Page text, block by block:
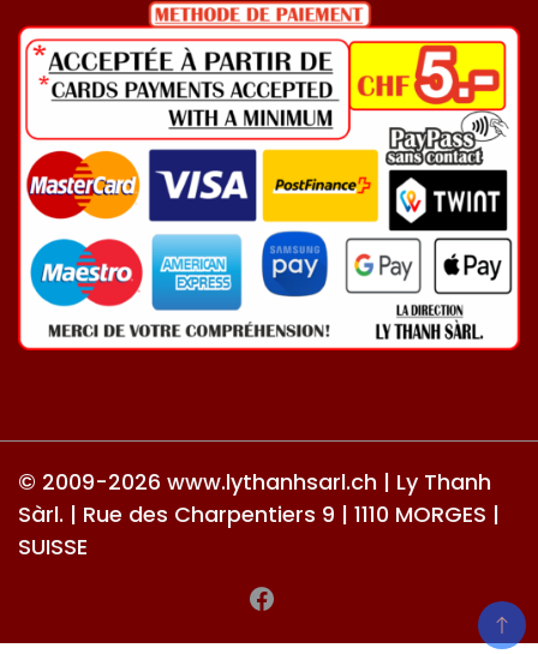
© 2009-2026 www.lythanhsarl.ch | Ly Thanh
Sàrl. | Rue des Charpentiers 9 | 1110 MORGES |
SUISSE